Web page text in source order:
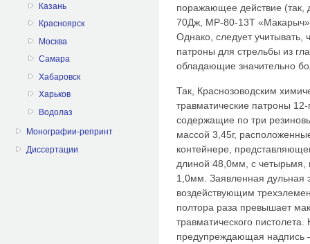
Казань
Красноярск
Москва
Самара
Хабаровск
Харьков
Водолаз
Монографии-репринт
Диссертации
поражающее действие (так,
70Дж, МР-80-13Т
Однако, следует учитывать,
патроны для стрельбы из
обладающие значительно
Так, Краснозоводским
травматические патроны
содержащие по три
массой 3,45г,
контейнере,
длиной 48,0мм, с четырьмя,
1,0мм. Заявленная дульная
воздействующим
полтора раза превышает
травматического
предупреждающая надпись